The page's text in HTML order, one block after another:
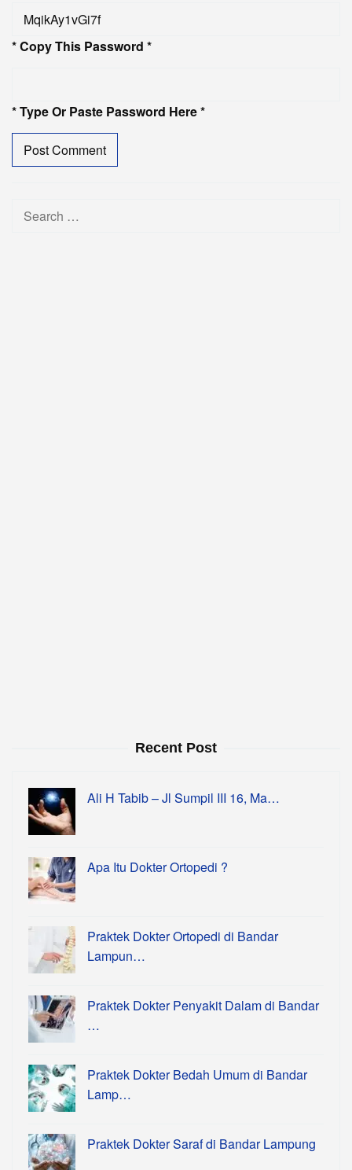
* Copy This Password *
* Type Or Paste Password Here *
Search
Recent Post
Ali H Tabib – Jl Sumpil III 16, Ma…
Apa Itu Dokter Ortopedi ?
Praktek Dokter Ortopedi di Bandar
Lampun…
Praktek Dokter Penyakit Dalam di Bandar
…
Praktek Dokter Bedah Umum di Bandar
Lamp…
Praktek Dokter Saraf di Bandar Lampung